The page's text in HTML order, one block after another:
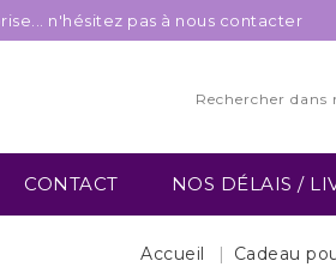
n'hésitez pas à nous contacter
CONTACT NOS DÉLAIS /
Accueil Cadeau